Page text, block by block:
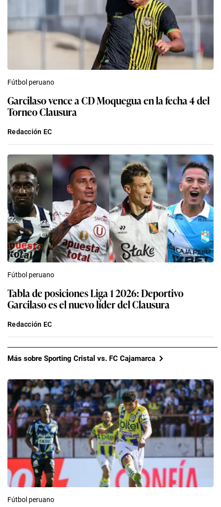
Fútbol peruano
Garcilaso vence a CD Moquegua en la fecha 4 del
Torneo Clausura
Redacción EC
Fútbol peruano
Tabla de posiciones Liga 1 2026: Deportivo
Garcilaso es el nuevo líder del Clausura
Redacción EC
Más sobre Sporting Cristal vs. FC Cajamarca
Fútbol peruano